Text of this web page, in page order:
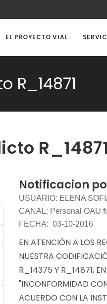
EL PROYECTO VIAL
R_14871
R_14871
Notificacion
USUARIO: ELENA
CANAL: Personal OAU
FECHA: 03-10-2016
EN ATENCIÓN A LOS
NUESTRA
R_14375 Y R_14871,
"INCONFORMIDAD
ACUERDO CON LA